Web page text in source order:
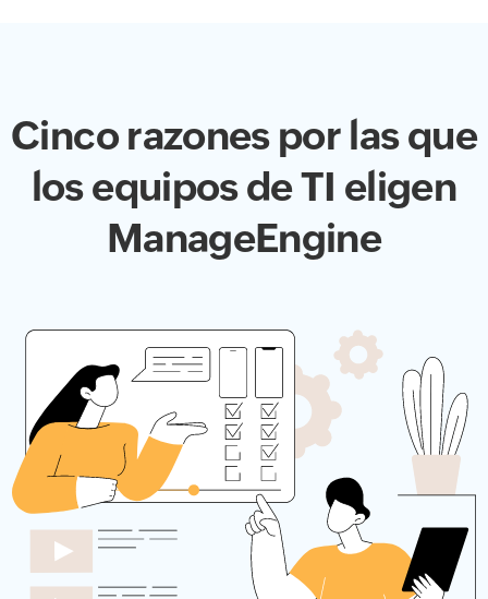
Cinco razones por las que
los equipos de TI eligen
ManageEngine